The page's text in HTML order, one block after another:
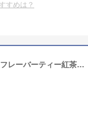
すめは？
【メール便対応】フェアリーテールティー◆3個set◆全6種類の香り味フルーツフレーバーティー紅茶♪ティーバッグ（ティーパック）おしゃれかわいいパッケージ柄イラストでお礼お返しのプチギフトプレゼント、退職 祝い、歓迎会・送別会、結婚祝いのお配り用お菓子セット